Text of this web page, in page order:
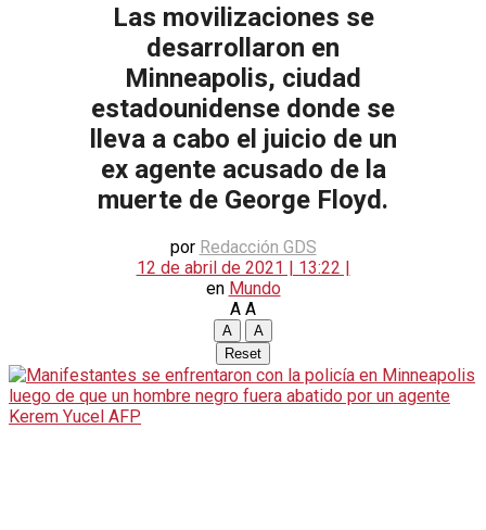
Las movilizaciones se
desarrollaron en
Minneapolis, ciudad
estadounidense donde se
lleva a cabo el juicio de un
ex agente acusado de la
muerte de George Floyd.
por Redacción GDS
12 de abril de 2021 | 13:22 |
en Mundo
A A
A
A
Reset